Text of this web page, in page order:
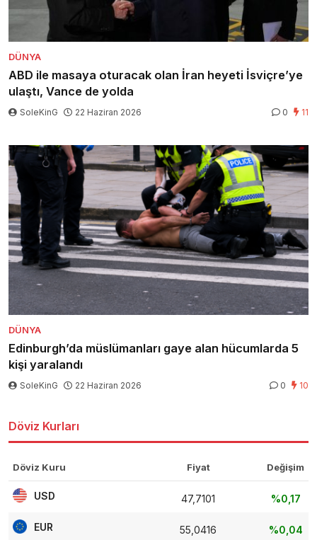
DÜNYA
ABD ile masaya oturacak olan İran heyeti İsviçre’ye
ulaştı, Vance de yolda
SoleKinG 22 Haziran 2026 0 11
DÜNYA
Edinburgh’da müslümanları gaye alan hücumlarda 5
kişi yaralandı
SoleKinG 22 Haziran 2026 0 10
Döviz Kurları
Döviz Kuru Fiyat Değişim
USD 47,7101 %0,17
EUR 55,0416 %0,04